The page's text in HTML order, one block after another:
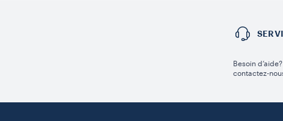
Besoin
contactez-